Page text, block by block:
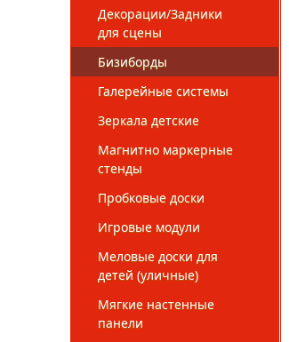
Декорации/Задники
для сцены
Бизиборды
Галерейные системы
Зеркала детские
Магнитно маркерные
стенды
Пробковые доски
Игровые модули
Меловые доски для
детей (уличные)
Мягкие настенные
панели